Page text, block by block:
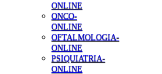
ONLINE
ONCO-
ONLINE
OFTALMOLOGIA-
ONLINE
PSIQUIATRIA-
ONLINE